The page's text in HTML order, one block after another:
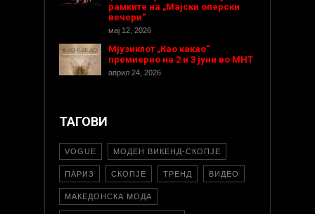
рамките на „Мајски оперски
вечери“
мај 12, 2026
Мјузиклот „Као какао“
премиерно на 2 и 3 јуни во МНТ
април 24, 2026
ТАГОВИ
VOGUE МОДЕН ВИКЕНД-СКОПЈЕ
ПАРИЗ СКОПЈЕ ТРЕНД ВИДЕО
МАКЕДОНСКА МОДА